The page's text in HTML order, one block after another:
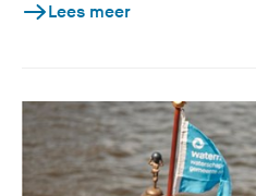
Lees meer